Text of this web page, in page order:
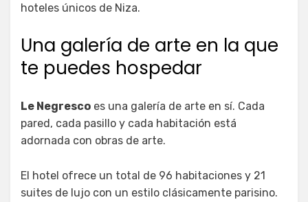
hoteles únicos de Niza.
Una galería de arte en la que
te puedes hospedar
Le Negresco es una galería de arte en sí. Cada
pared, cada pasillo y cada habitación está
adornada con obras de arte.
El hotel ofrece un total de 96 habitaciones y 21
suites de lujo con un estilo clásicamente parisino.